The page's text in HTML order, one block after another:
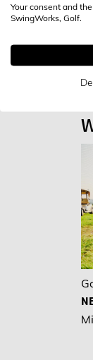
Your consent and
SwingWorks, Golf.